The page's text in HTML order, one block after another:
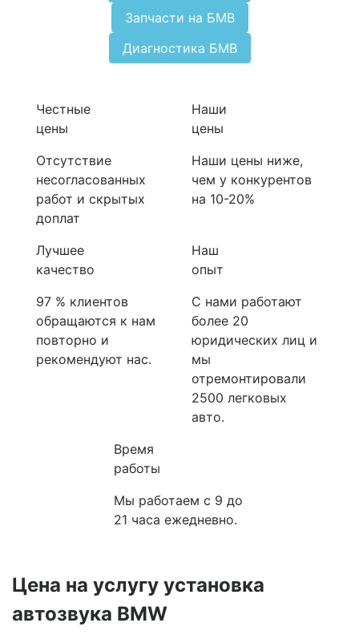
Запчасти на БМВ
Диагностика БМВ
Честные
цены
Отсутствие
несогласованных
работ и скрытых
доплат
Наши
цены
Наши цены ниже,
чем у конкурентов
на 10-20%
Лучшее
качество
97 % клиентов
обращаются к нам
повторно и
рекомендуют нас.
Наш
опыт
С нами работают
более 20
юридических лиц и
мы
отремонтировали
2500 легковых
авто.
Время
работы
Мы работаем с 9 до
21 часа ежедневно.
Цена на услугу установка
автозвука BMW